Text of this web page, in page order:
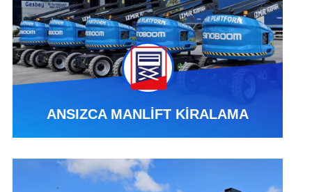
ANSIZCA MANLİFT KİRALAMA